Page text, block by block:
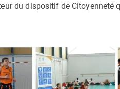
du dispositif de Citoyenneté